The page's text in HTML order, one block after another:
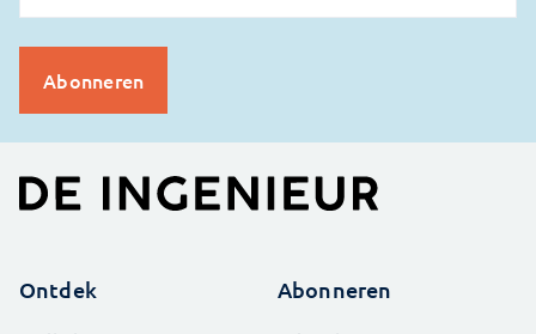
Ontdek Abonneren